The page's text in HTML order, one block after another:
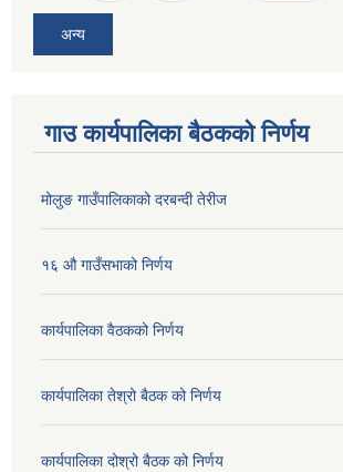
अन्य
गाउ कार्यपालिका बैठकको निर्णय
मोलुङ गाउँपालिकाको दरबन्दी तेरीज
१६ औ गाउँसभाको निर्णय
कार्यपालिका वैठकको निर्णय
कार्यपालिका तेश्रो बैठक को निर्णय
कार्यपालिका दोश्रो बैठक को निर्णय